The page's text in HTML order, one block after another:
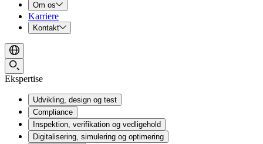
Om os
Karriere
Kontakt
Ekspertise
Udvikling, design og test
Compliance
Inspektion, verifikation og vedligehold
Digitalisering, simulering og optimering